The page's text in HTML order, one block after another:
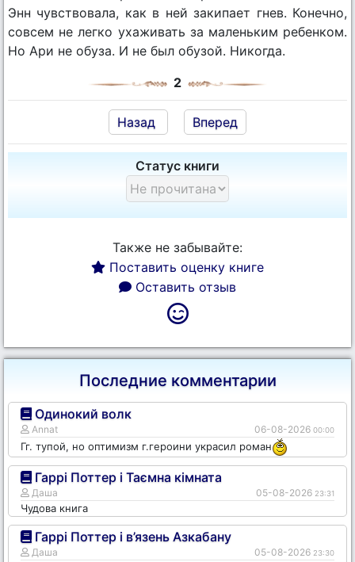
Энн чувствовала, как в ней закипает гнев. Конечно,
совсем не легко ухаживать за маленьким ребенком.
Но Ари не обуза. И не был обузой. Никогда.
2
Назад Вперед
Статус книги
Также не забывайте:
Поставить оценку книге
Оставить отзыв
Последние комментарии
Одинокий волк
Annat 06-08-2026 00:00
Гг. тупой, но оптимизм г.героини украсил роман
Гаррі Поттер і Таємна кімната
Даша 05-08-2026 23:31
Чудова книга
Гаррі Поттер і в’язень Азкабану
Даша 05-08-2026 23:30